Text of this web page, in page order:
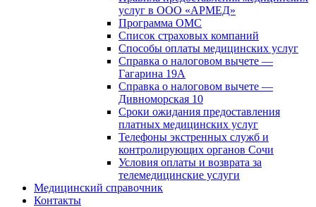
услуг в ООО «АРМЕД»
Программа ОМС
Список страховых компаний
Способы оплаты медицинских услуг
Справка о налоговом вычете —
Гагарина 19А
Справка о налоговом вычете —
Дивноморская 10
Сроки ожидания предоставления
платных медицинских услуг
Телефоны экстренных служб и
контролирующих органов Сочи
Условия оплаты и возврата за
телемедицинские услуги
Медицинский справочник
Контакты